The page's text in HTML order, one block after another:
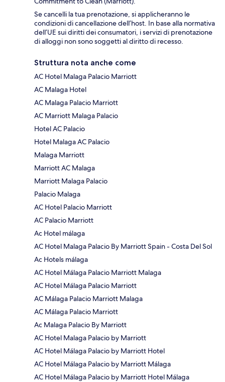
Se cancelli la tua prenotazione, si applicheranno le
condizioni di cancellazione dell’host. In base alla normativa
dell’UE sui diritti dei consumatori, i servizi di prenotazione
di alloggi non sono soggetti al diritto di recesso.
Struttura nota anche come
AC Hotel Malaga Palacio Marriott
AC Malaga Hotel
AC Malaga Palacio Marriott
AC Marriott Malaga Palacio
Hotel AC Palacio
Hotel Malaga AC Palacio
Malaga Marriott
Marriott AC Malaga
Marriott Malaga Palacio
Palacio Malaga
AC Hotel Palacio Marriott
AC Palacio Marriott
Ac Hotel málaga
AC Hotel Malaga Palacio By Marriott Spain - Costa Del Sol
Ac Hotels málaga
AC Hotel Málaga Palacio Marriott Malaga
AC Hotel Málaga Palacio Marriott
AC Málaga Palacio Marriott Malaga
AC Málaga Palacio Marriott
Ac Malaga Palacio By Marriott
AC Hotel Malaga Palacio by Marriott
AC Hotel Málaga Palacio by Marriott Hotel
AC Hotel Málaga Palacio by Marriott Málaga
AC Hotel Málaga Palacio by Marriott Hotel Málaga